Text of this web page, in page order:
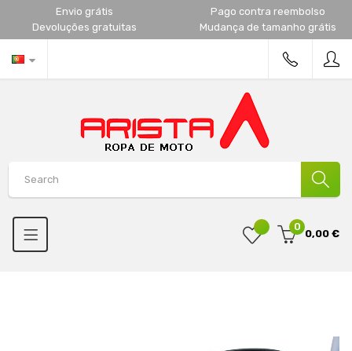
Envio grátis
Pago contra reembolso
Devoluções gratuitas
Mudança de tamanho grátis
0
0,00 €